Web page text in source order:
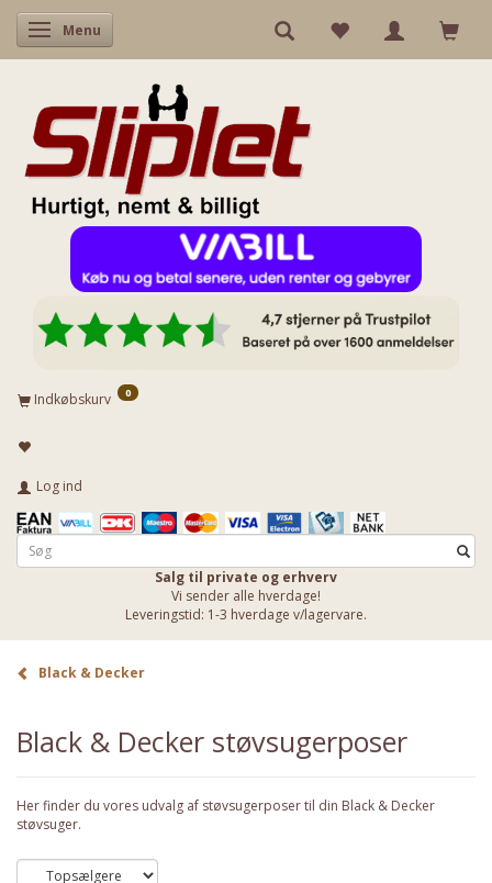
Skifte navigation
Menu
Indkøbskurv 0
Log ind
Salg til private og erhverv
Vi sender alle hverdage!
Leveringstid: 1-3 hverdage v/lagervare.
Black & Decker
Black & Decker støvsugerposer
Her finder du vores udvalg af støvsugerposer til din Black & Decker
støvsuger.